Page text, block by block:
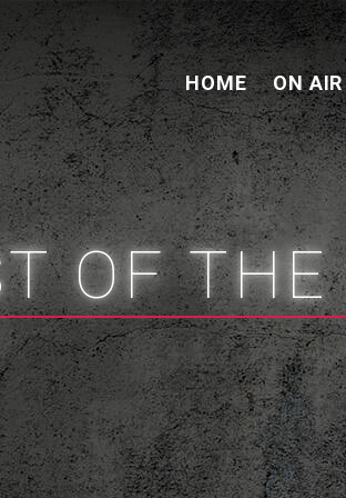
HOME ON AIR
OF